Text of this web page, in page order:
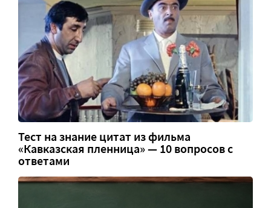
Тест на знание цитат из фильма
«Кавказская пленница» — 10 вопросов с
ответами